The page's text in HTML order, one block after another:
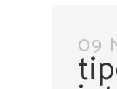
09